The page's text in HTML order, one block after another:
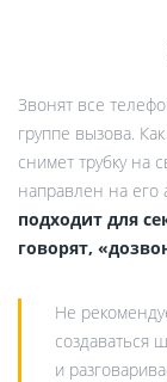
Звонят все
группе вызова.
снимет трубку на
направлен на его
подходит для
говорят,
Не
создаваться
и